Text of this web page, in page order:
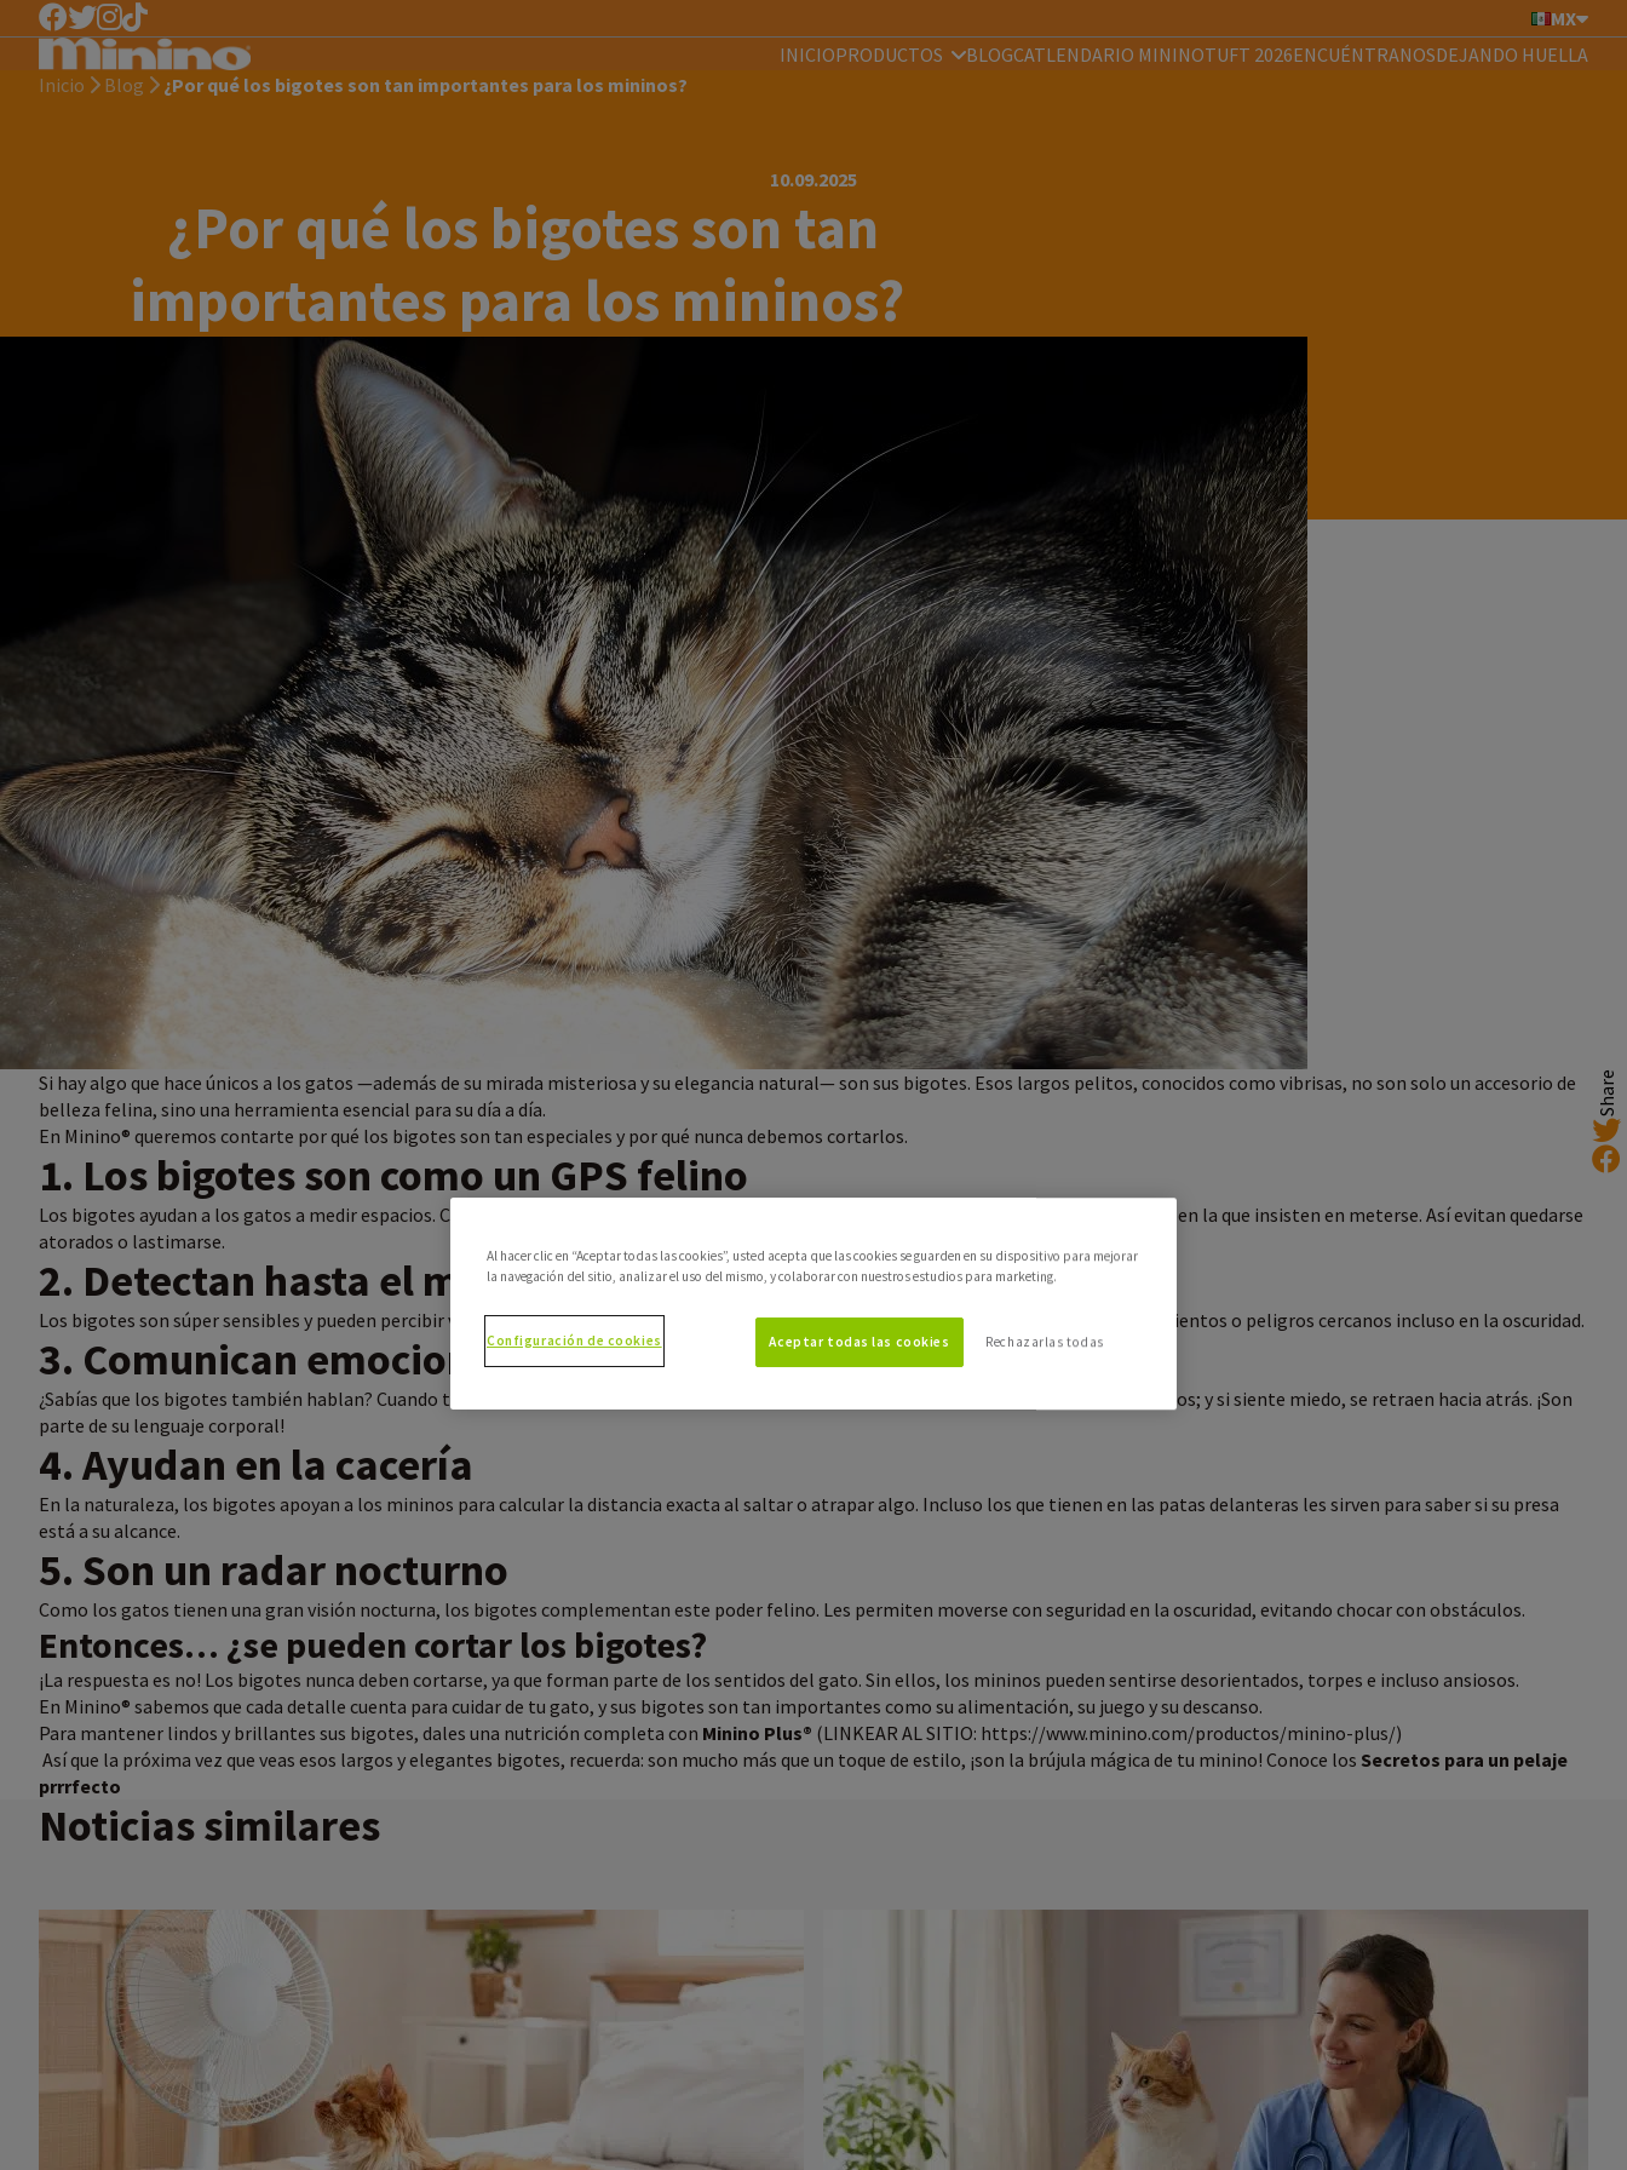
MX
INICIOPRODUCTOS BLOGCATLENDARIO MININOTUFT 2026ENCUÉNTRANOSDEJANDO HUELLA
Inicio
Blog ¿Por qué los bigotes son tan importantes para los mininos?
10.09.2025
¿Por qué los bigotes son tan
importantes para los mininos?
Share
Si hay algo que hace únicos a los gatos —además de su mirada misteriosa y su elegancia natural— son sus bigotes. Esos largos pelitos, conocidos como vibrisas, no son solo un accesorio de
belleza felina, sino una herramienta esencial para su día a día.
En Minino® queremos contarte por qué los bigotes son tan especiales y por qué nunca debemos cortarlos.
1. Los bigotes son como un GPS felino
Los bigotes ayudan a los gatos a medir espacios. Con ellos pueden calcular si caben o no en un rincón, pasillo estrecho o dentro de esa caja en la que insisten en meterse. Así evitan quedarse
atorados o lastimarse.
2. Detectan hasta el más mínimo movimiento 🌬️
Los bigotes son súper sensibles y pueden percibir vibraciones o cambios en el aire. Gracias a esto, tu minino puede detectar presas, movimientos o peligros cercanos incluso en la oscuridad.
3. Comunican emociones
¿Sabías que los bigotes también hablan? Cuando tu gato está curioso, los bigotes se mueven hacia adelante; si está relajado, caen a los lados; y si siente miedo, se retraen hacia atrás. ¡Son
parte de su lenguaje corporal!
4. Ayudan en la cacería
En la naturaleza, los bigotes apoyan a los mininos para calcular la distancia exacta al saltar o atrapar algo. Incluso los que tienen en las patas delanteras les sirven para saber si su presa
está a su alcance.
5. Son un radar nocturno
Como los gatos tienen una gran visión nocturna, los bigotes complementan este poder felino. Les permiten moverse con seguridad en la oscuridad, evitando chocar con obstáculos.
Entonces… ¿se pueden cortar los bigotes?
¡La respuesta es no! Los bigotes nunca deben cortarse, ya que forman parte de los sentidos del gato. Sin ellos, los mininos pueden sentirse desorientados, torpes e incluso ansiosos.
En Minino® sabemos que cada detalle cuenta para cuidar de tu gato, y sus bigotes son tan importantes como su alimentación, su juego y su descanso.
Para mantener lindos y brillantes sus bigotes, dales una nutrición completa con Minino Plus® (LINKEAR AL SITIO: https://www.minino.com/productos/minino-plus/)
Así que la próxima vez que veas esos largos y elegantes bigotes, recuerda: son mucho más que un toque de estilo, ¡son la brújula mágica de tu minino! Conoce los Secretos para un pelaje
prrrfecto
Noticias similares
Al hacer clic en “Aceptar todas las cookies”, usted acepta que las cookies se guarden en su dispositivo para mejorar
la navegación del sitio, analizar el uso del mismo, y colaborar con nuestros estudios para marketing.
Configuración de cookies Rechazarlas todas
Aceptar todas las cookies